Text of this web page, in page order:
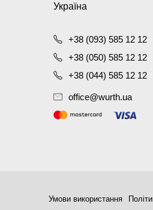
Україна
+38 (093) 585 12 12
+38 (050) 585 12 12
+38 (044) 585 12 12
office@wurth.ua
Умови використання